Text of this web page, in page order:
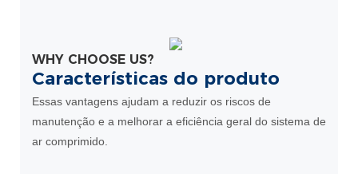
WHY CHOOSE US?
Características do produto
Essas vantagens ajudam a reduzir os riscos de
manutenção e a melhorar a eficiência geral do sistema de
ar comprimido.